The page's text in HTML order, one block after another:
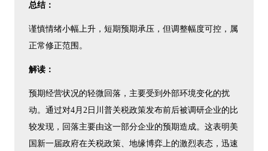
总结：
谨慎情绪小幅上升，短期预期承压，但调整幅度可控，属
正常修正范围。
解读：
预期经营状况的轻微回落，主要受到外部环境变化的扰
动。通过对4月2日川普关税政策发布前后被调研企业的比
较发现，回落主要由这一部分企业的预期造成。这表明美
国新一届政府在关税政策、地缘博弈上的激烈表态，迅速